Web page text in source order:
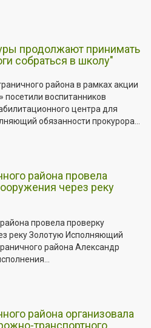
продолжают принимать
собраться в школу"
района в рамках акции
посетили воспитанников
центра для
обязанности прокурора...
района провела
через реку
провела проверку
реку Золотую Исполняющий
района Александр
района организовала
транспортного